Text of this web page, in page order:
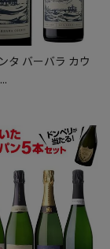
タ バーバラ カウ